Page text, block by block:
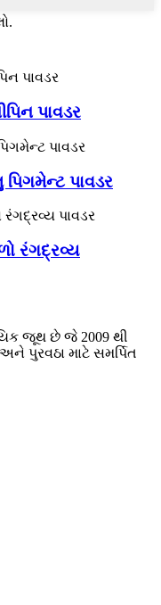
પાવડર
પિગમેન્ટ પાવડર
રંગદ્રવ્ય
જૂથ છે જે 2009 થી
પુરવઠા માટે સમર્પિત